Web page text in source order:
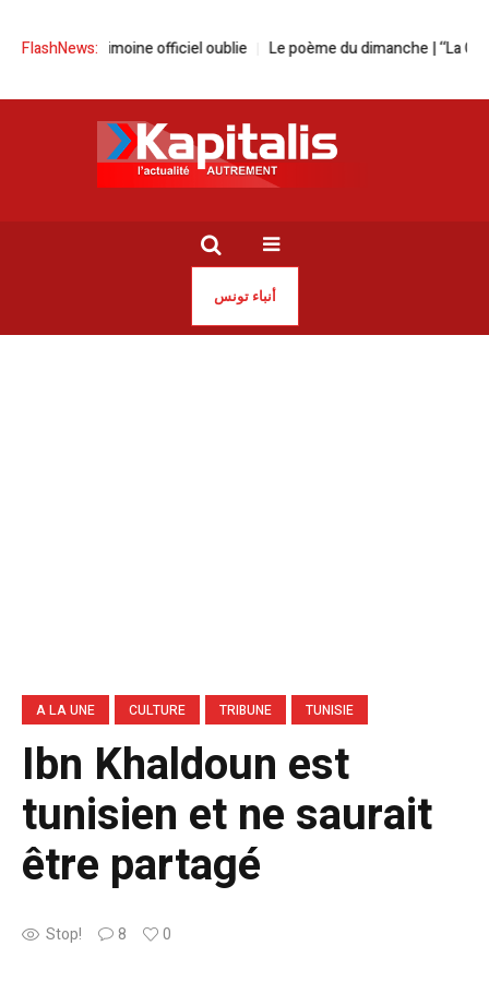
FlashNews:officiel oublie Le poème du dimanche | ‘‘La Centaine
أنباء تونس
A LA UNE CULTURE TRIBUNE TUNISIE
Ibn Khaldoun est
tunisien et ne saurait
être partagé
Stop! 8 0